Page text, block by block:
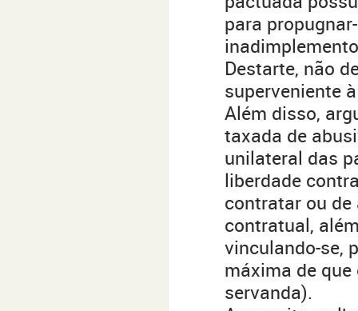
para
Destarte, não
superveniente
Além disso,
taxada de
unilateral das
liberdade
contratar ou de
contratual,
vinculando-se,
máxima de
servanda).